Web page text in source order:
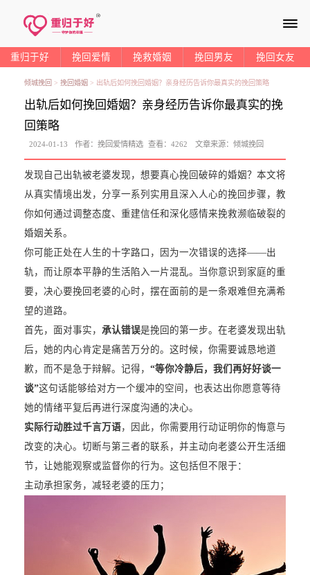
≡
重归于好 挽回爱情 挽救婚姻 挽回男友 挽回女友
倾城挽回 > 挽回婚姻 > 出轨后如何挽回婚姻？亲身经历告诉你最真实的挽回策略
出轨后如何挽回婚姻？亲身经历告诉你最真实的挽
回策略
2024-01-13 作者：挽回爱情精选 查看：4262 文章来源： 倾城挽回
发现自己出轨被老婆发现，想要真心挽回破碎的婚姻？本文将
从真实情境出发，分享一系列实用且深入人心的挽回步骤，教
你如何通过调整态度、重建信任和深化感情来挽救濒临破裂的
婚姻关系。
你可能正处在人生的十字路口，因为一次错误的选择——出
轨，而让原本平静的生活陷入一片混乱。当你意识到家庭的重
要，决心要挽回老婆的心时，摆在面前的是一条艰难但充满希
望的道路。
首先，面对事实， 承认错误是挽回的第一步。在老婆发现出轨
后，她的内心肯定是痛苦万分的。这时候，你需要诚恳地道
歉，而不是急于辩解。记得， “等你冷静后，我们再好好谈一
谈”这句话能够给对方一个缓冲的空间，也表达出你愿意等待
她的情绪平复后再进行深度沟通的决心。
实际行动胜过千言万语，因此，你需要用行动证明你的悔意与
改变的决心。切断与第三者的联系，并主动向老婆公开生活细
节，让她能观察或监督你的行为。这包括但不限于：
主动承担家务，减轻老婆的压力；